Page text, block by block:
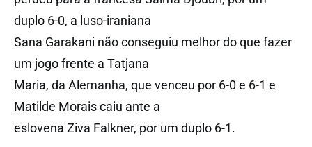
duplo 6-0, a luso-iraniana
Sana Garakani não conseguiu melhor do que fazer
um jogo frente a Tatjana
Maria, da Alemanha, que venceu por 6-0 e 6-1 e
Matilde Morais caiu ante a
eslovena Ziva Falkner, por um duplo 6-1.